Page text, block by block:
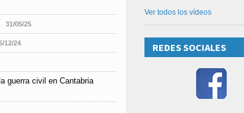
31/05/25
12/24
guerra civil en Cantabria
Ver todos los vídeos
REDES SOCIALES